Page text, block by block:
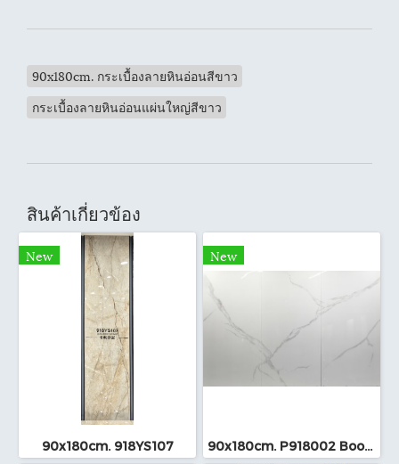
90x180cm. กระเบื้องลายหินอ่อนสีขาว
กระเบื้องลายหินอ่อนแผ่นใหญ่สีขาว
สินค้าเกี่ยวข้อง
New
90x180cm. 918YS107
New
90x180cm. P918002 Bookmatch